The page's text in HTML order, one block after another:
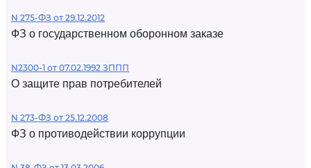
N 275-ФЗ от 29.12.2012
ФЗ о государственном оборонном заказе
N2300-1 от 07.02.1992 ЗППП
О защите прав потребителей
N 273-ФЗ от 25.12.2008
ФЗ о противодействии коррупции